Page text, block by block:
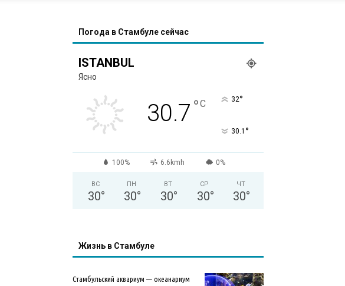
Погода в Стамбуле сейчас
ISTANBUL
Ясно
30.7 °C 32°
30.1 °
100% 6.6kmh 0%
ВС
30°
ПН
30°
ВТ
30°
СР
30°
ЧТ
30°
Жизнь в Стамбуле
Стамбульский аквариум — океанариум